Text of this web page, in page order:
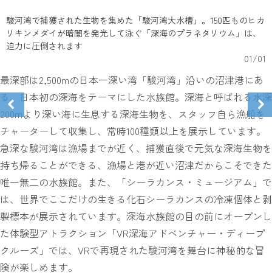
駿河湾で捕獲された生物を集めた「駿河湾大水槽」。150匹ものヒカ
リキンメダイが暗闇を発光して泳ぐ「深海のプラネタリウム」は、
迫力に圧倒されます
01/01
最深部は2,500mの日本一深い湾「駿河湾」沿いの沼津港にあ
る、日本初の深海をテーマにした水族館。深海と呼ばれる水深
200mより深い海に生息する深海生物を、スタッフ自ら漁船を
チャーターして収集し、常時100種類以上を展示しています。
急深な駿河湾は漁場までが近く、捕獲直後で元気な深海生物を
持ち帰ることができる、漁場と港が近い沼津だからこそできた
唯一無二の水族館。また、「シーラカンス・ミュージアム」で
は、世界でここだけの生きる化石シーラカンスの冷凍個体と剥
製標本が展示されています。深海水族館の目の前にオープンし
た体験型アトラクション「VR深海アドベンチャー・ディープ
クルーズ」では、VRで再現された駿河湾を舞台に神秘的な冒
険が楽しめます。